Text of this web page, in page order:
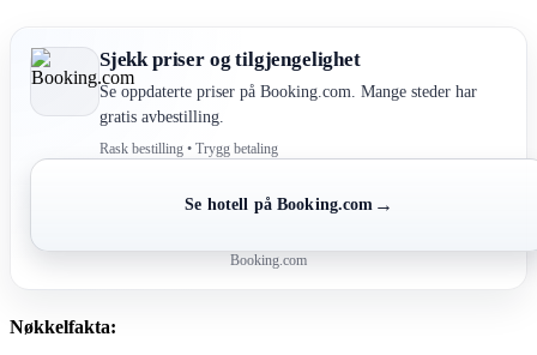
Sjekk priser og tilgjengelighet
Se oppdaterte priser på Booking.com. Mange steder har
gratis avbestilling.
Rask bestilling • Trygg betaling
Se hotell på Booking.com →
Booking.com
Nøkkelfakta: